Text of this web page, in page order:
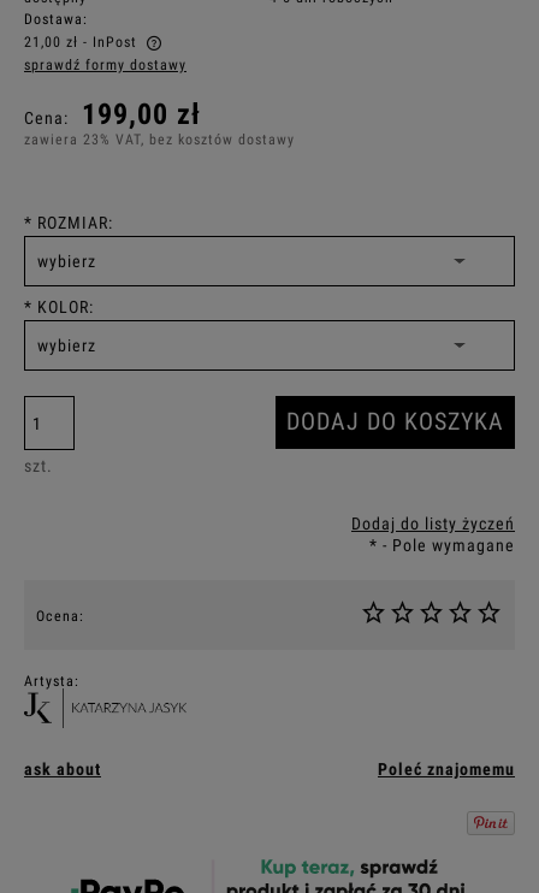
Dostawa:
21,00 zł - InPost
Cena nie zawiera ewentualnych kosztów płatności
sprawdź formy dostawy
Cena: 199,00 zł
zawiera 23% VAT, bez kosztów dostawy
* ROZMIAR:
* KOLOR:
szt.
DODAJ DO KOSZYKA
Dodaj do listy życzeń
* - Pole wymagane
Ocena:
Artysta:
ask about Poleć znajomemu